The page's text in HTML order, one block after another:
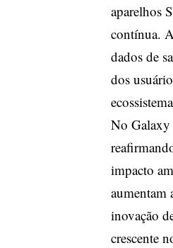
aparelhos
contínua.
dados de
dos
No Galaxy
impacto
aumentam
inovação
crescente